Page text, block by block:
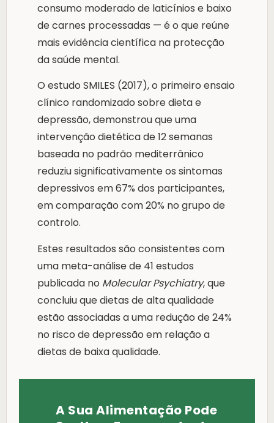
consumo moderado de laticínios e baixo
de carnes processadas — é o que reúne
mais evidência científica na protecção
da saúde mental.
O estudo SMILES (2017), o primeiro ensaio
clínico randomizado sobre dieta e
depressão, demonstrou que uma
intervenção dietética de 12 semanas
baseada no padrão mediterrânico
reduziu significativamente os sintomas
depressivos em 67% dos participantes,
em comparação com 20% no grupo de
controlo.
Estes resultados são consistentes com
uma meta-análise de 41 estudos
publicada no Molecular Psychiatry, que
concluiu que dietas de alta qualidade
estão associadas a uma redução de 24%
no risco de depressão em relação a
dietas de baixa qualidade.
A Sua Alimentação Pode